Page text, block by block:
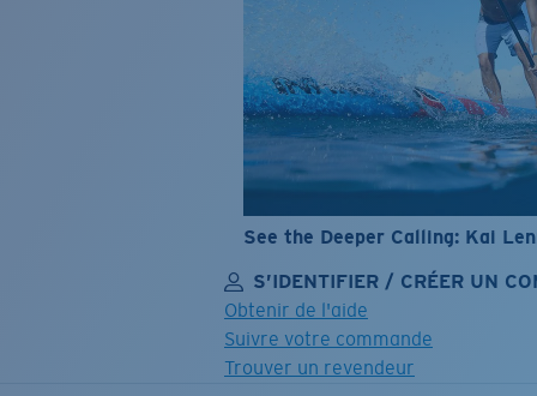
See the Deeper Calling: Kai
S’IDENTIFIER / CRÉER UN
Obtenir de l'aide
Suivre votre commande
Trouver un revendeur